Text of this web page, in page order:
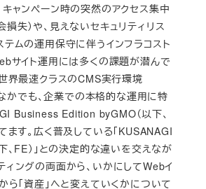
キャンペーン時の突然のアクセス集中
損失）や、見えないセキュリティリス
テムの運用保守に伴うインフラコスト
サイト運用には多くの課題が潜んで
界最速クラスのCMS実行環境
かでも、企業での本格的な運用に特
Business Edition byGMO（以下、
ます。広く普及している「KUSANAGI
FE）」との決定的な違いを交えなが
ィングの両面から、いかにしてWebイ
から「資産」へと変えていくかについて